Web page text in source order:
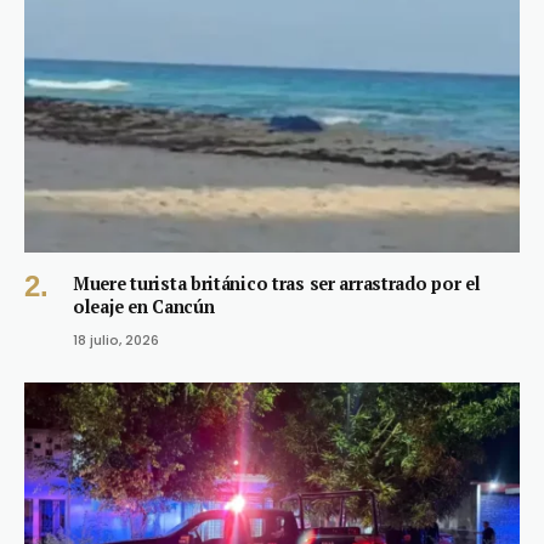
Muere turista británico tras ser arrastrado por el
oleaje en Cancún
18 julio, 2026